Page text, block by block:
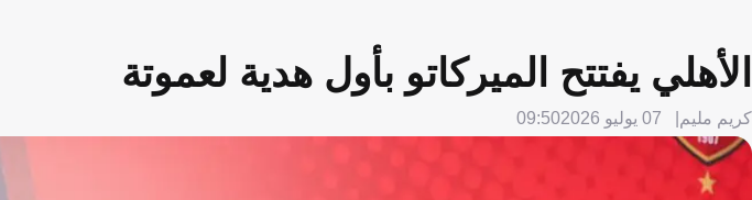
الأهلي يفتتح الميركاتو بأول هدية لعموتة
كريم مليم 07 يوليو 2026 09:50